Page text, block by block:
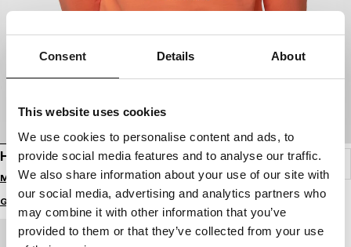
Consent Details About
This website uses cookies
We use cookies to personalise content and ads, to
provide social media features and to analyse our traffic.
We also share information about your use of our site with
our social media, advertising and analytics partners who
may combine it with other information that you’ve
provided to them or that they’ve collected from your use
HOODIE BLOODLINE II
Melde dich an, um Preise zu sehen
Größenratgeber
GROSSHANDELSBESTELLUNG